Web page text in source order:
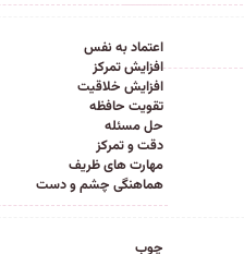
اعتماد به نفس
افزایش تمرکز
افزایش خلاقیت
تقویت حافظه
حل مسئله
دقت و تمرکز
مهارت های ظریف
هماهنگی چشم و دست
چوب